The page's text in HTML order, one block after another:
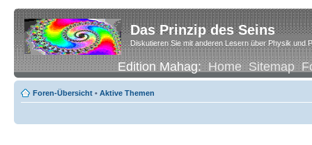
Das Prinzip des Seins
Diskutieren Sie mit anderen Lesern über Physik und
Edition Mahag:Home Sitemap
Foren-Übersicht • Aktive Themen